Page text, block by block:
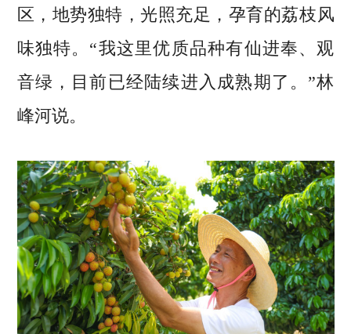
区，地势独特，光照充足，孕育的荔枝风
味独特。“我这里优质品种有仙进奉、观
音绿，目前已经陆续进入成熟期了。”林
峰河说。